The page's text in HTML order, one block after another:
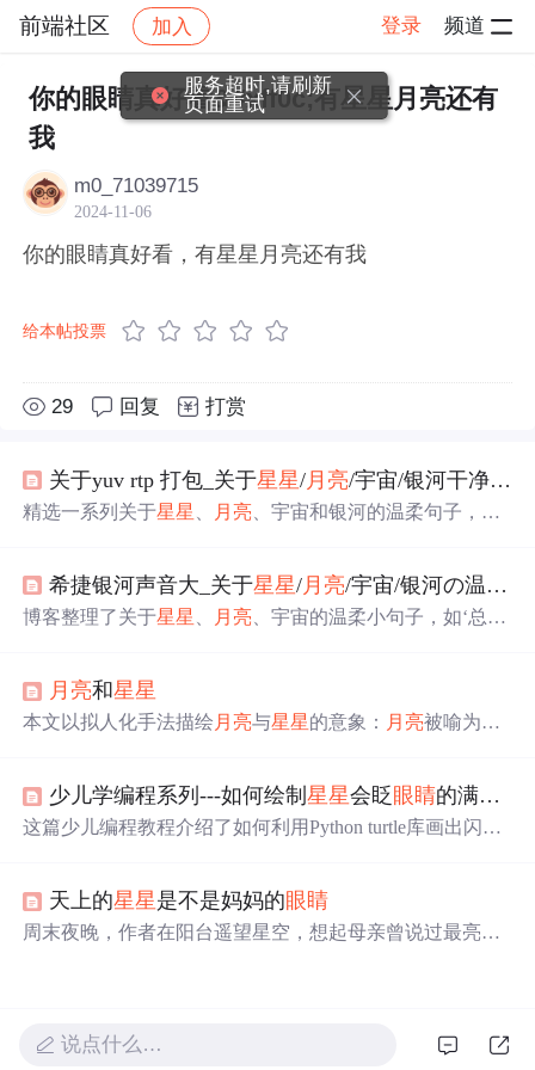
前端社区 加入 登录 频道
社区 前端社区 感慨 帖子详情
你的眼睛真好看&#xff0c;有星星月亮还有
我
m0_71039715
2024-11-06
你的眼睛真好看，有星星月亮还有我
给本帖投票
29 回复 打赏
关于yuv rtp 打包_关于星星/ 月亮/宇宙/银河干净句子
精选一系列关于星星 月亮 、宇宙和银河的温柔句子，每
希捷银河声音大_关于星星/ 月亮/宇宙/银河の温柔小句子
博客整理了关于星星 月亮 、宇宙的温柔小句子，如‘总有
月亮和星星
本文以拟人化手法描绘 月亮与星星的意象： 月亮被喻为羞
出天体在文学表达中的情感投射与审美象征。
少儿学编程系列---如何绘制星星会眨 眼睛的满天星空
这篇少儿编程教程介绍了如何利用Python turtle库画出闪烁
图像，旨在激发孩子们对编程的兴趣和创新思维。
天上的星星是不是妈妈的眼睛
周末夜晚，作者在阳台遥望星空，想起母亲曾说过最亮的
说点什么…
服务超时,请刷新
页面重试